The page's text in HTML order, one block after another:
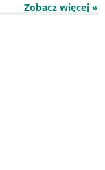
Zobacz więcej »